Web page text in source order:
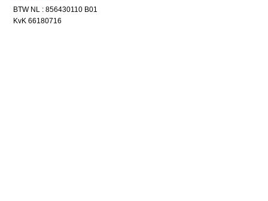
BTW NL : 856430110 B01
KvK 66180716